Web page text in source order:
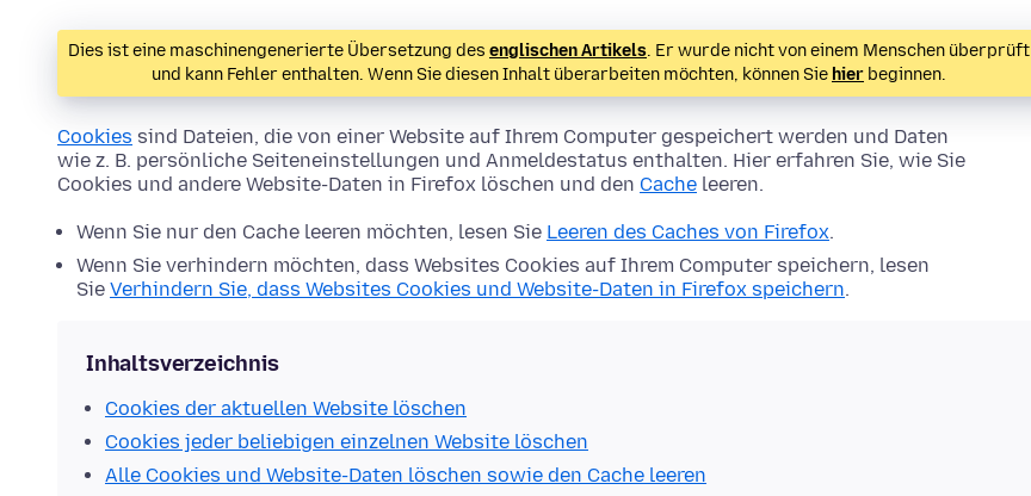
Dies ist eine maschinengenerierte Übersetzung des englischen Artikels. Er wurde nicht von einem Menschen überprüft
und kann Fehler enthalten. Wenn Sie diesen Inhalt überarbeiten möchten, können Sie hier beginnen.
Cookies sind Dateien, die von einer Website auf Ihrem Computer gespeichert werden und Daten
wie z. B. persönliche Seiteneinstellungen und Anmeldestatus enthalten. Hier erfahren Sie, wie Sie
Cookies und andere Website-Daten in Firefox löschen und den Cache leeren.
Wenn Sie nur den Cache leeren möchten, lesen Sie Leeren des Caches von Firefox.
Wenn Sie verhindern möchten, dass Websites Cookies auf Ihrem Computer speichern, lesen
Sie Verhindern Sie, dass Websites Cookies und Website-Daten in Firefox speichern.
Inhaltsverzeichnis
Cookies der aktuellen Website löschen
Cookies jeder beliebigen einzelnen Website löschen
Alle Cookies und Website-Daten löschen sowie den Cache leeren